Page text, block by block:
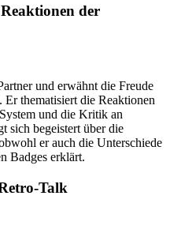
der
und erwähnt die Freude
thematisiert die Reaktionen
und die Kritik an
sich begeistert über die
er auch die Unterschiede
Badges erklärt.
Talk